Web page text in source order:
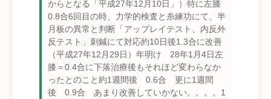
からとなる「平成27年12月10日」）特に左膝
0.8合6回目の時、力学的検査と糸練功にて、半
月板の異常と判断「アップレイテスト、内反外
反テスト」刺鍼にて対応約10日後1.3合に改善
（平成27年12月29日）年明け 28年1月4日左
膝＝0.4合に下落治療後もそれほど変わらなか
ったとのこと約1週間後 0.6合 更に1週間
後 0.9合 あまり改善していかない。。。。1